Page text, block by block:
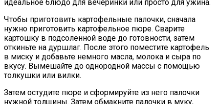
идеальное блюдо для вечеринки или просто для ужина.
Чтобы приготовить картофельные палочки, сначала
нужно приготовить картофельное пюре. Сварите
картошку в подсоленной воде до готовности, затем
откиньте на дуршлаг. После этого поместите картофель
в миску и добавьте немного масла, молока и сыра по
вкусу. Вымешайте до однородной массы с помощью
толкушки или вилки.
Затем остудите пюре и сформируйте из него палочки
нужной толщины. Затем обмакните палочки в муку,